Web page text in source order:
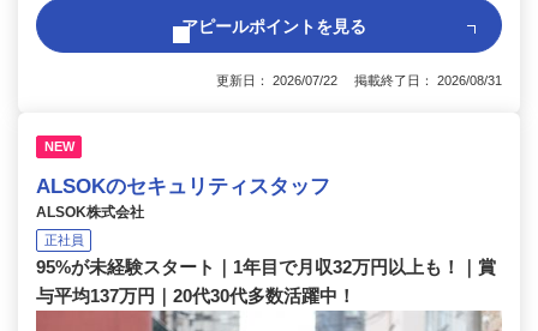
アピールポイントを見る
更新日： 2026/07/22 掲載終了日： 2026/08/31
NEW
ALSOKのセキュリティスタッフ
ALSOK株式会社
正社員
95%が未経験スタート｜1年目で月収32万円以上も！｜賞
与平均137万円｜20代30代多数活躍中！